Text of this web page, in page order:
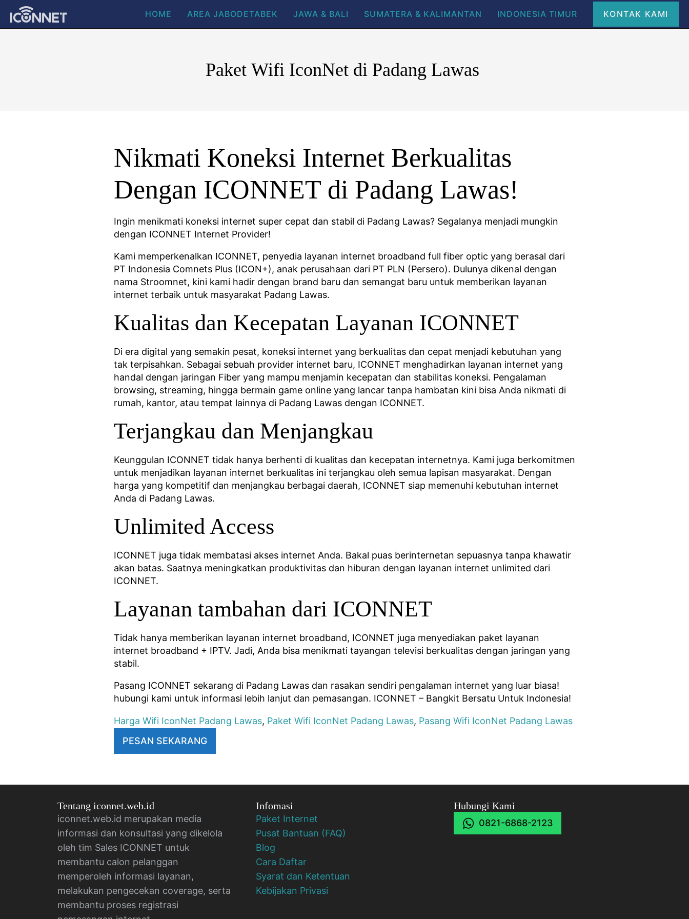
HOME AREA JABODETABEK JAWA & BALI SUMATERA & KALIMANTAN INDONESIA TIMUR KONTAK KAMI
Paket Wifi IconNet di Padang Lawas
Nikmati Koneksi Internet Berkualitas
Dengan ICONNET di Padang Lawas!
Ingin menikmati koneksi internet super cepat dan stabil di Padang Lawas? Segalanya menjadi mungkin
dengan ICONNET Internet Provider!
Kami memperkenalkan ICONNET, penyedia layanan internet broadband full fiber optic yang berasal dari
PT Indonesia Comnets Plus (ICON+), anak perusahaan dari PT PLN (Persero). Dulunya dikenal dengan
nama Stroomnet, kini kami hadir dengan brand baru dan semangat baru untuk memberikan layanan
internet terbaik untuk masyarakat Padang Lawas.
Kualitas dan Kecepatan Layanan ICONNET
Di era digital yang semakin pesat, koneksi internet yang berkualitas dan cepat menjadi kebutuhan yang
tak terpisahkan. Sebagai sebuah provider internet baru, ICONNET menghadirkan layanan internet yang
handal dengan jaringan Fiber yang mampu menjamin kecepatan dan stabilitas koneksi. Pengalaman
browsing, streaming, hingga bermain game online yang lancar tanpa hambatan kini bisa Anda nikmati di
rumah, kantor, atau tempat lainnya di Padang Lawas dengan ICONNET.
Terjangkau dan Menjangkau
Keunggulan ICONNET tidak hanya berhenti di kualitas dan kecepatan internetnya. Kami juga berkomitmen
untuk menjadikan layanan internet berkualitas ini terjangkau oleh semua lapisan masyarakat. Dengan
harga yang kompetitif dan menjangkau berbagai daerah, ICONNET siap memenuhi kebutuhan internet
Anda di Padang Lawas.
Unlimited Access
ICONNET juga tidak membatasi akses internet Anda. Bakal puas berinternetan sepuasnya tanpa khawatir
akan batas. Saatnya meningkatkan produktivitas dan hiburan dengan layanan internet unlimited dari
ICONNET.
Layanan tambahan dari ICONNET
Tidak hanya memberikan layanan internet broadband, ICONNET juga menyediakan paket layanan
internet broadband + IPTV. Jadi, Anda bisa menikmati tayangan televisi berkualitas dengan jaringan yang
stabil.
Pasang ICONNET sekarang di Padang Lawas dan rasakan sendiri pengalaman internet yang luar biasa!
hubungi kami untuk informasi lebih lanjut dan pemasangan. ICONNET – Bangkit Bersatu Untuk Indonesia!
Harga Wifi IconNet Padang Lawas, Paket Wifi IconNet Padang Lawas, Pasang Wifi IconNet Padang Lawas
PESAN SEKARANG
Tentang iconnet.web.id
iconnet.web.id merupakan media
informasi dan konsultasi yang dikelola
oleh tim Sales ICONNET untuk
membantu calon pelanggan
memperoleh informasi layanan,
melakukan pengecekan coverage, serta
membantu proses registrasi
Infomasi
Paket Internet
Pusat Bantuan (FAQ)
Blog
Cara Daftar
Syarat dan Ketentuan
Kebijakan Privasi
Hubungi Kami
0821-6868-2123